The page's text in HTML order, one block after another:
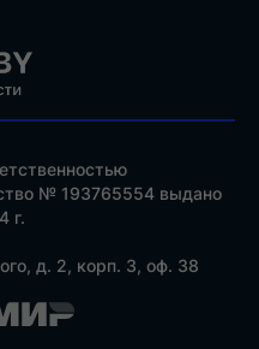
№ 193765554 выдано
г.
д. 2, корп. 3, оф. 38